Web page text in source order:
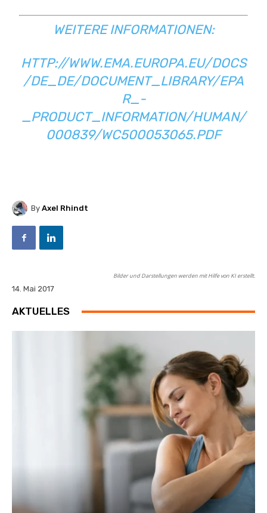
WEITERE INFORMATIONEN:
HTTP://WWW.EMA.EUROPA.EU/DOCS
/DE_DE/DOCUMENT_LIBRARY/EPA
R_-
_PRODUCT_INFORMATION/HUMAN/
000839/WC500053065.PDF
By Axel Rhindt
Bilder und Darstellungen werden mit Hilfe von KI erstellt.
14. Mai 2017
AKTUELLES